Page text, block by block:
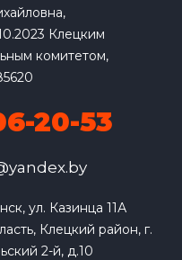
Клецким
комитетом,
20-53
ул. Казинца 11А
Клецкий район, г.
2-й, д.10